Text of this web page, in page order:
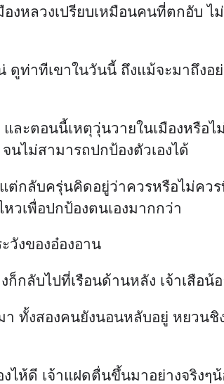
งหลวงเปรียบเหมือนคนที่ตกอับ
ท่าทีเขาในวันนี้ ถึงแม้จะมาถึงอ
ะตอนนี้เหตุวุ่นวายในเมืองหรือไ
นไม่สามารถปกป้องตัวเองได้
ต่กลับครุ่นคิดอยู่ว่าควรหรือไม่ค
วเพื่อปกป้องตนเองมากกว่า
วังของอ๋องอาน
ก็กลับไปที่เรือนด้านหลัง เจ้าเสือน้